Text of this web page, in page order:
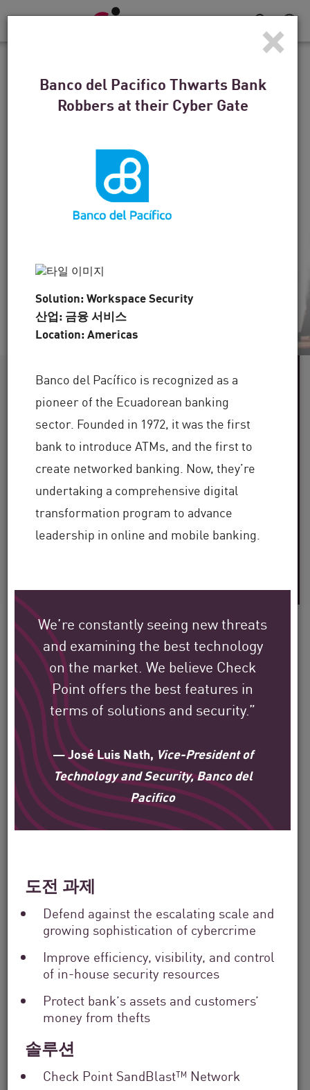
×
Banco del Pacifico Thwarts Bank
Robbers at their Cyber Gate
Solution: Workspace Security
산업: 금융 서비스
Location: Americas
Banco del Pacífico is recognized as a
pioneer of the Ecuadorean banking
sector. Founded in 1972, it was the first
bank to introduce ATMs, and the first to
create networked banking. Now, they’re
undertaking a comprehensive digital
transformation program to advance
leadership in online and mobile banking.
We’re constantly seeing new threats
and examining the best technology
on the market. We believe Check
Point offers the best features in
terms of solutions and security.”
— José Luis Nath, Vice-President of
Technology and Security, Banco del
Pacifico
도전 과제
Defend against the escalating scale and
growing sophistication of cybercrime
Improve efficiency, visibility, and control
of in-house security resources
Protect bank’s assets and customers’
money from thefts
솔루션
Check Point SandBlast™ Network
덴버 브롱코스에게 수비는
“기술은 무엇보다도 중요하지만 사람도 중요합니
다. 체크포인트가 앞장선 또 다른 영역이 바로 이
것입니다.”
지금 읽기
60개 이상
산업군 지원
100,000개 이상
의 전 세계 클라이언트
30년 이상
Check Point의 글로벌 고객
이 어떻게 그들의 환경을 보
호하고 있는지 알아보세요.
당사의 임무는 전 세계 최대 규모의 기업,
정부 및 서비스 제공업체 조직을 보호하는
것입니다.
by
Solutions
Filter
Industry
Filter
Location
Search